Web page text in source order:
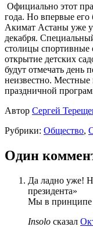
Официально этот
года. Но впервые его
Акимат Астаны уже
декабря.
столицы спортивные
открытие детских
будут отмечать день
неизвестно. Местные
праздничной
Автор Сергей
Рубрики: Общество,
Один
Да ладно уже!
президента»
Мы в принципе
Insolo сказал